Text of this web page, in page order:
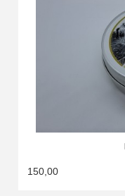
150,00